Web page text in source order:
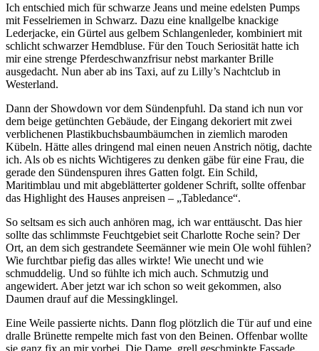
Ich entschied mich für schwarze Jeans und meine edelsten Pumps
mit Fesselriemen in Schwarz. Dazu eine knallgelbe knackige
Lederjacke, ein Gürtel aus gelbem Schlangenleder, kombiniert mit
schlicht schwarzer Hemdbluse. Für den Touch Seriosität hatte ich
mir eine strenge Pferdeschwanzfrisur nebst markanter Brille
ausgedacht. Nun aber ab ins Taxi, auf zu Lilly’s Nachtclub in
Westerland.
Dann der Showdown vor dem Sündenpfuhl. Da stand ich nun vor
dem beige getünchten Gebäude, der Eingang dekoriert mit zwei
verblichenen Plastikbuchsbaumbäumchen in ziemlich maroden
Kübeln. Hätte alles dringend mal einen neuen Anstrich nötig, dachte
ich. Als ob es nichts Wichtigeres zu denken gäbe für eine Frau, die
gerade den Sündenspuren ihres Gatten folgt. Ein Schild,
Maritimblau und mit abgeblätterter goldener Schrift, sollte offenbar
das Highlight des Hauses anpreisen – „Tabledance“.
So seltsam es sich auch anhören mag, ich war enttäuscht. Das hier
sollte das schlimmste Feuchtgebiet seit Charlotte Roche sein? Der
Ort, an dem sich gestrandete Seemänner wie mein Ole wohl fühlen?
Wie furchtbar piefig das alles wirkte! Wie unecht und wie
schmuddelig. Und so fühlte ich mich auch. Schmutzig und
angewidert. Aber jetzt war ich schon so weit gekommen, also
Daumen drauf auf die Messingklingel.
Eine Weile passierte nichts. Dann flog plötzlich die Tür auf und eine
dralle Brünette rempelte mich fast von den Beinen. Offenbar wollte
sie ganz fix an mir vorbei. Die Dame, grell geschminkte Fassade,